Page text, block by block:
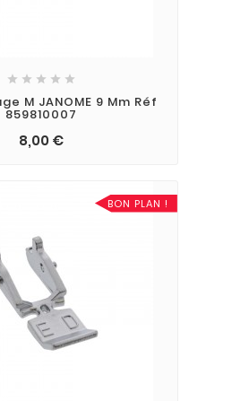
    
M JANOME 9 Mm Réf
859810007
8,00 €
BON PLAN !